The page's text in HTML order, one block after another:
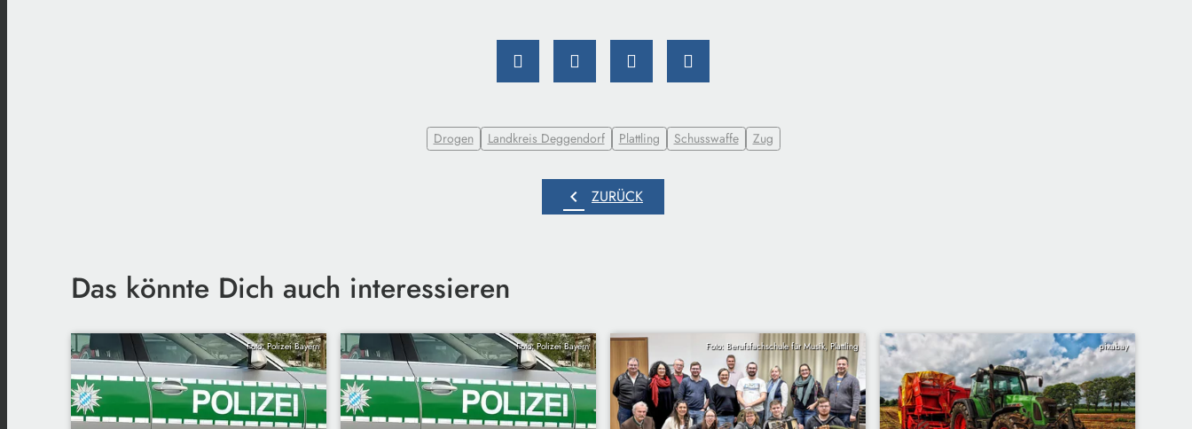
Drogen Landkreis Deggendorf Plattling Schusswaffe Zug
chevron_left ZURÜCK
Das könnte Dich auch interessieren
Foto: Polizei Bayern Foto: Polizei Bayern Foto: Berufsfachschule für Musik, Plattling pixabay